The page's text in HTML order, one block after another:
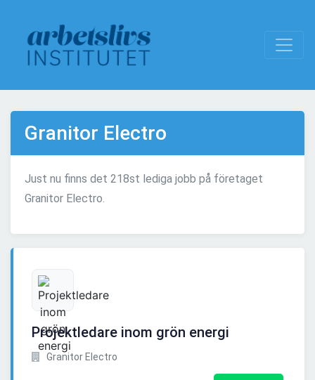
Granitor Electro
Just nu finns det 218st lediga jobb på företaget
Granitor Electro.
Projektledare inom grön energi
Granitor Electro